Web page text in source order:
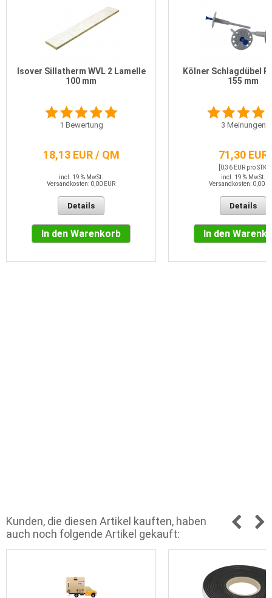
Isover Sillatherm WVL 2 Lamelle
100 mm
1 Bewertung
18,13 EUR / QM
incl. 19 % MwSt.
Versandkosten: 0,00 EUR
Details
In den Warenkorb
Kölner Schlagdübel
155 mm
3 Meinungen
71,30 EUR
[0,36 EUR pro STK]
incl. 19 % MwSt.
Versandkosten: 0,00
Details
In den
Kunden, die diesen Artikel kauften, haben
auch noch folgende Artikel gekauft: